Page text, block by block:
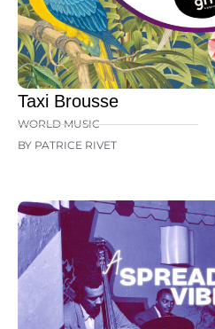
Taxi Brousse
WORLD MUSIC
BY PATRICE RIVET